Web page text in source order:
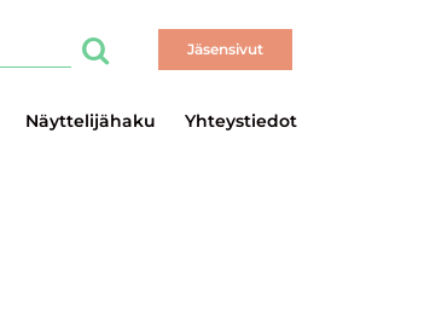
Näyttelijähaku Yhteystiedot
Jäsensivut